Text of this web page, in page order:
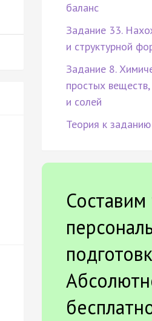
баланс
Задание 33.
и структурной
Задание 8.
простых
и солей
Теория к
Составим